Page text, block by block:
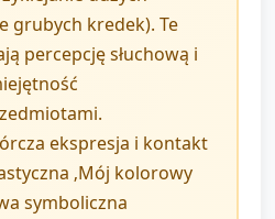
grubych kredek). Te
percepcję słuchową i
ekspresja i kontakt
‚Mój kolorowy
symboliczna